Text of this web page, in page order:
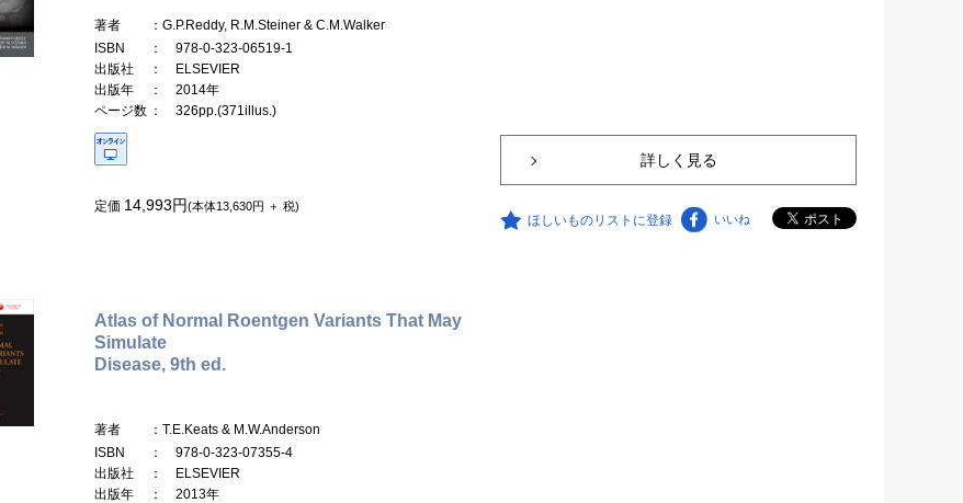
著者
：G.P.Reddy, R.M.Steiner & C.M.Walker
ISBN
： 978-0-323-06519-1
出版社
： ELSEVIER
出版年
： 2014年
ページ数 ： 326pp.(371illus.)
定価 14,993円(本体13,630円 ＋ 税)
詳しく見る
ほしいものリストに登録 いいね
Atlas of Normal Roentgen Variants That May
Simulate
Disease, 9th ed.
著者
：T.E.Keats & M.W.Anderson
ISBN
： 978-0-323-07355-4
出版社
： ELSEVIER
出版年
： 2013年